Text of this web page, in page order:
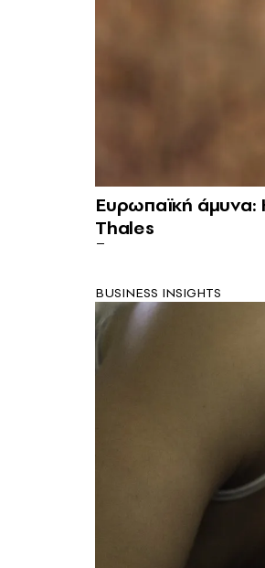
Ευρωπαϊκή άμυνα:
Thales
BUSINESS INSIGHTS